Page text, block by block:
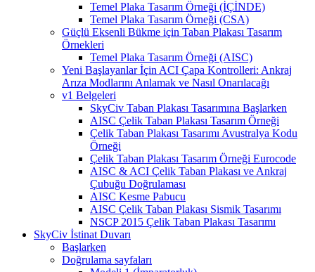
Temel Plaka Tasarım Örneği (İÇİNDE)
Temel Plaka Tasarım Örneği (CSA)
Güçlü Eksenli Bükme için Taban Plakası Tasarım
Örnekleri
Temel Plaka Tasarım Örneği (AISC)
Yeni Başlayanlar İçin ACI Çapa Kontrolleri: Ankraj
Arıza Modlarını Anlamak ve Nasıl Onarılacağı
v1 Belgeleri
SkyCiv Taban Plakası Tasarımına Başlarken
AISC Çelik Taban Plakası Tasarım Örneği
Çelik Taban Plakası Tasarımı Avustralya Kodu
Örneği
Çelik Taban Plakası Tasarım Örneği Eurocode
AISC & ACI Çelik Taban Plakası ve Ankraj
Çubuğu Doğrulaması
AISC Kesme Pabucu
AISC Çelik Taban Plakası Sismik Tasarımı
NSCP 2015 Çelik Taban Plakası Tasarımı
SkyCiv İstinat Duvarı
Başlarken
Doğrulama sayfaları